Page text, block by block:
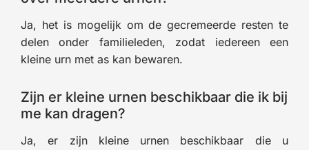
Ja, het is mogelijk om de gecremeerde resten te
delen onder familieleden, zodat iedereen een
kleine urn met as kan bewaren.
Zijn er kleine urnen beschikbaar die ik bij
me kan dragen?
Ja, er zijn kleine urnen beschikbaar die u